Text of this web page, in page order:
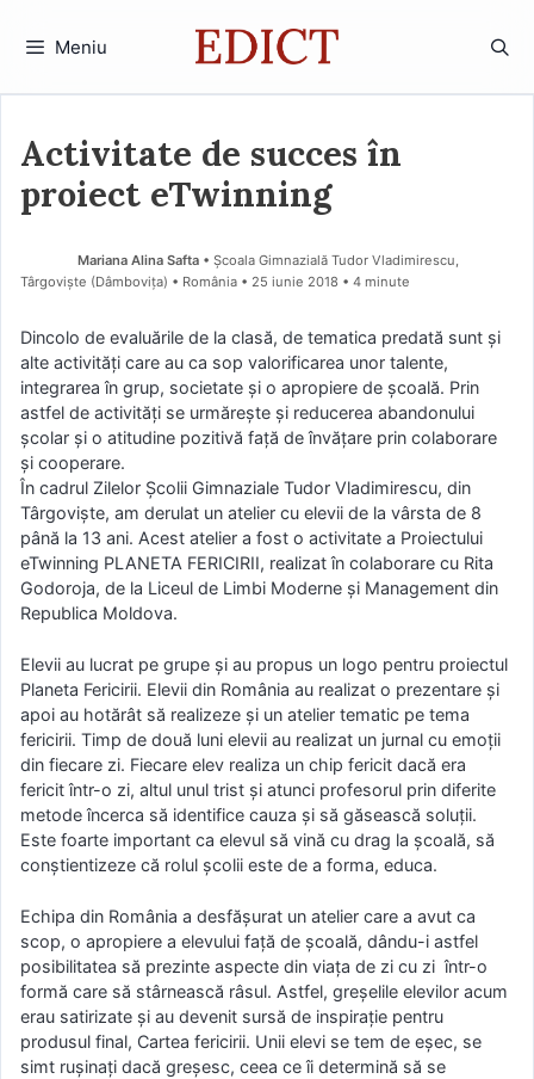
Meniu
Activitate de succes în
proiect eTwinning
Mariana Alina Safta • Școala Gimnazială Tudor Vladimirescu,
Târgoviște (Dâmboviţa) • România
25 iunie 2018 • 4 minute
Dincolo de evaluările de la clasă, de tematica predată sunt și
alte activități care au ca sop valorificarea unor talente,
integrarea în grup, societate și o apropiere de școală. Prin
astfel de activități se urmărește și reducerea abandonului
școlar și o atitudine pozitivă față de învățare prin colaborare
și cooperare.
În cadrul Zilelor Școlii Gimnaziale Tudor Vladimirescu, din
Târgoviște, am derulat un atelier cu elevii de la vârsta de 8
până la 13 ani. Acest atelier a fost o activitate a Proiectului
eTwinning PLANETA FERICIRII, realizat în colaborare cu Rita
Godoroja, de la Liceul de Limbi Moderne și Management din
Republica Moldova.
Elevii au lucrat pe grupe și au propus un logo pentru proiectul
Planeta Fericirii. Elevii din România au realizat o prezentare și
apoi au hotărât să realizeze și un atelier tematic pe tema
fericirii. Timp de două luni elevii au realizat un jurnal cu emoții
din fiecare zi. Fiecare elev realiza un chip fericit dacă era
fericit într-o zi, altul unul trist și atunci profesorul prin diferite
metode încerca să identifice cauza și să găsească soluții.
Este foarte important ca elevul să vină cu drag la școală, să
conștientizeze că rolul școlii este de a forma, educa.
Echipa din România a desfășurat un atelier care a avut ca
scop, o apropiere a elevului față de școală, dându-i astfel
posibilitatea să prezinte aspecte din viața de zi cu zi într-o
formă care să stârnească râsul. Astfel, greșelile elevilor acum
erau satirizate și au devenit sursă de inspirație pentru
produsul final, Cartea fericirii. Unii elevi se tem de eșec, se
simt rușinați dacă greșesc, ceea ce îi determină să se